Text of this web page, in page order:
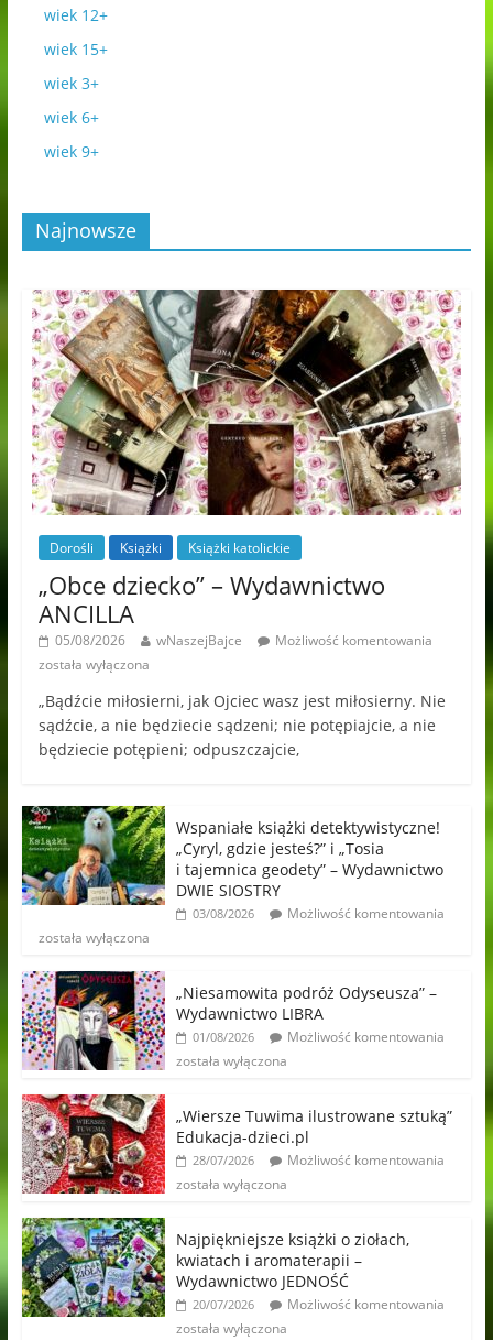
wiek 12+
wiek 15+
wiek 3+
wiek 6+
wiek 9+
Najnowsze
Dorośli Książki Książki katolickie
„Obce dziecko” – Wydawnictwo
ANCILLA
05/08/2026 wNaszejBajce
Możliwość komentowania
została wyłączona
„Bądźcie miłosierni, jak Ojciec wasz jest miłosierny. Nie
sądźcie, a nie będziecie sądzeni; nie potępiajcie, a nie
będziecie potępieni; odpuszczajcie,
Wspaniałe książki detektywistyczne!
„Cyryl, gdzie jesteś?” i „Tosia
i tajemnica geodety” – Wydawnictwo
DWIE SIOSTRY
03/08/2026
Możliwość komentowania
została wyłączona
„Niesamowita podróż Odyseusza” –
Wydawnictwo LIBRA
01/08/2026
Możliwość komentowania
została wyłączona
„Wiersze Tuwima ilustrowane sztuką”
Edukacja-dzieci.pl
28/07/2026
Możliwość komentowania
została wyłączona
Najpiękniejsze książki o ziołach,
kwiatach i aromaterapii –
Wydawnictwo JEDNOŚĆ
20/07/2026
Możliwość komentowania
została wyłączona